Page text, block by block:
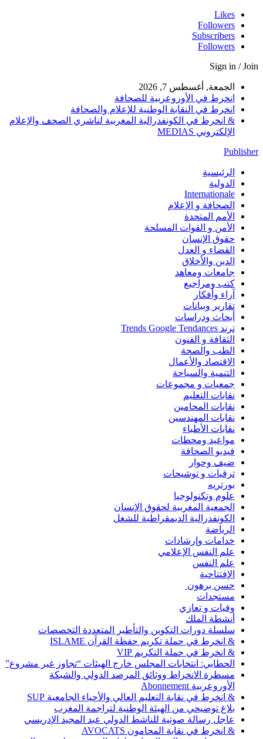
Likes
Followers
Subscribers
Followers
Sign in / Join
الجمعة, أغسطس 7, 2026
انخرط في الأوروعربية للصحافة
انخرط في النقابة الوطنية للإعلام والصحافة
& انخرط في الكونفدرالية المغربية لناشري الصحف والإعلام
الإلكتروني MEDIAS
Publisher
الرئيسية
الدولية
Internationale
الصحافة و الإعلام
الأمم المتحدة
الأمن و القوات المسلحة
حقوق الإنسان
القضاء و العدل
الدين والأخلاق
جامعات ومعاهد
كتب ومراجيع
آراء وأفكار
تقارير وبيانات
أبحاث ودراسات
ترند Trends Google Tendances
الثقافة و الفنون
الطب والصحة
الاقتصاد والأعمال
التنمية والسياحة
جمعيات و مجموعات
نقابات التعليم
نقابات المحامين
نقابات المهندسين
نقابات الأطباء
مواعيد ومحطات
فيديو الصحافة
ضيف وحوار
ترقيات و توشيحات
بورتريه
علوم وتكنولوجيا
الجمعية المغربية لحقوق الإنسان
الكونفدرالية الديمقراطية للشغل
الرياضة
خدامات وإرشادات
علم النفس الإعلامي
علم النفس
الإفتتاحية
حسن برهون
مستجدات
وفيات و تعازي
أنشطة الملك
سلسلة دورات التكوين والتأطير المتعددة التخصصات
& انخرط في حملة تكريم حفظة القرآن ISLAME
& انخرط في حملة التكريم VIP
الحطابي: انتخابات المجلس خارج الهيئات “تجاوز غير مشروع”
مسطرة الانخراط ووثائق المرصد الدولي والشبكة
الأوروعربية Abonnement
& انخرط في نقابة التعليم العالي والأحياء الجامعية SUP
بلاغ توضيحي من الهيئة الوطنية لتراجمة المغرب
عاجل رسالة صوتية للناشط الدولي عبد المجيد الإدريسي
& انخرط في نقابة المحامون AVOCATS